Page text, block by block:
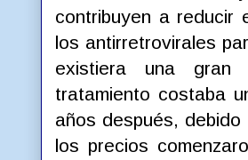
contribuyen a reducir
los antirretrovirales
existiera una gran
tratamiento costaba
años después,
los precios